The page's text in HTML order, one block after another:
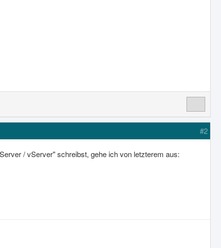
#2
/ vServer" schreibst, gehe ich von letzterem aus: